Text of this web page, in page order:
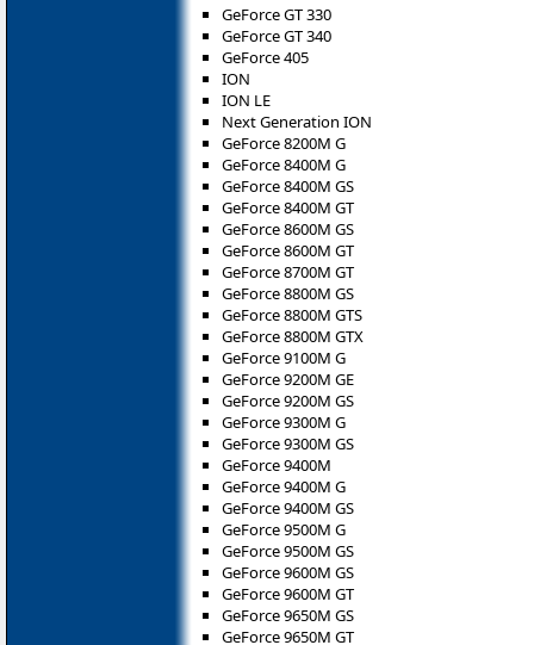
GeForce GT 330
GeForce GT 340
GeForce 405
ION
ION LE
Next Generation ION
GeForce 8200M G
GeForce 8400M G
GeForce 8400M GS
GeForce 8400M GT
GeForce 8600M GS
GeForce 8600M GT
GeForce 8700M GT
GeForce 8800M GS
GeForce 8800M GTS
GeForce 8800M GTX
GeForce 9100M G
GeForce 9200M GE
GeForce 9200M GS
GeForce 9300M G
GeForce 9300M GS
GeForce 9400M
GeForce 9400M G
GeForce 9400M GS
GeForce 9500M G
GeForce 9500M GS
GeForce 9600M GS
GeForce 9600M GT
GeForce 9650M GS
GeForce 9650M GT